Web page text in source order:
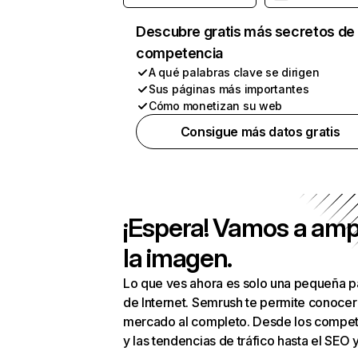
Descubre gratis más secretos de
competencia
A qué palabras clave se dirigen
Sus páginas más importantes
Cómo monetizan su web
Consigue más datos gratis
¡Espera! Vamos a
la imagen.
Lo que ves ahora es solo una pequeña
de Internet. Semrush te permite
mercado al completo. Desde los
y las tendencias de tráfico hasta el SEO